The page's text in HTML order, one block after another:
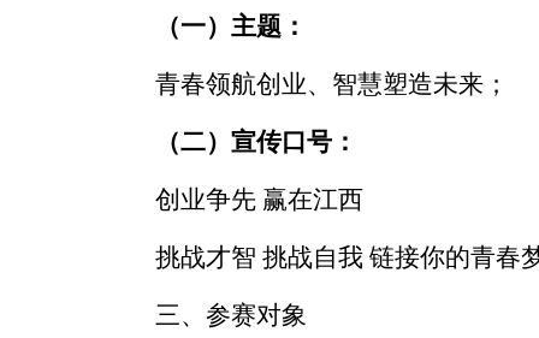
（一）主题：
青春领航创业、智慧塑造未来；
（二）宣传口号：
创业争先 赢在江西
挑战才智 挑战自我 链接你的青春
三、参赛对象